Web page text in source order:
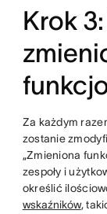
Krok
Za każdym
zostanie
„Zmieniona
zespoły i
określić
wskaźników,